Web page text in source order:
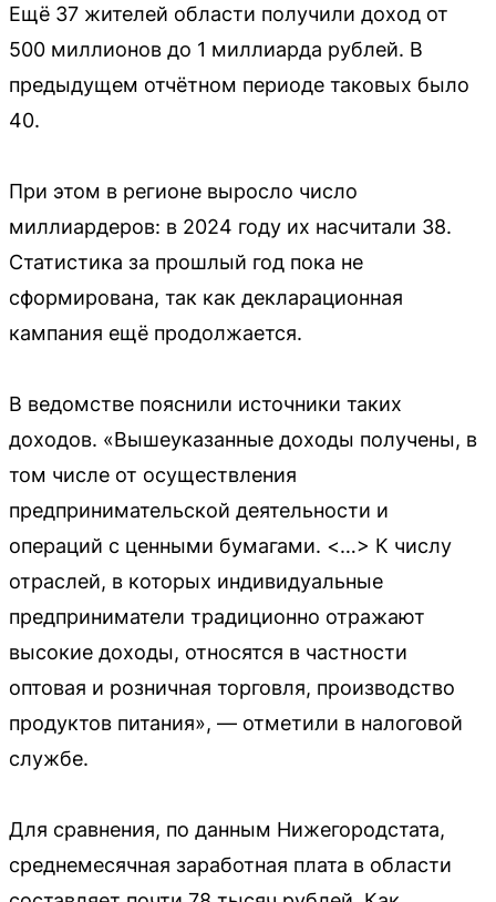
Ещё 37 жителей области получили доход от
500 миллионов до 1 миллиарда рублей. В
предыдущем отчётном периоде таковых было
40.
При этом в регионе выросло число
миллиардеров: в 2024 году их насчитали 38.
Статистика за прошлый год пока не
сформирована, так как декларационная
кампания ещё продолжается.
В ведомстве пояснили источники таких
доходов. «Вышеуказанные доходы получены, в
том числе от осуществления
предпринимательской деятельности и
операций с ценными бумагами. <…> К числу
отраслей, в которых индивидуальные
предприниматели традиционно отражают
высокие доходы, относятся в частности
оптовая и розничная торговля, производство
продуктов питания», — отметили в налоговой
службе.
Для сравнения, по данным Нижегородстата,
среднемесячная заработная плата в области